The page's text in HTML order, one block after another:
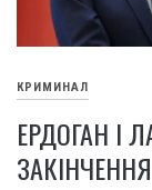
КРИМИНАЛ
ЕРДОГАН І